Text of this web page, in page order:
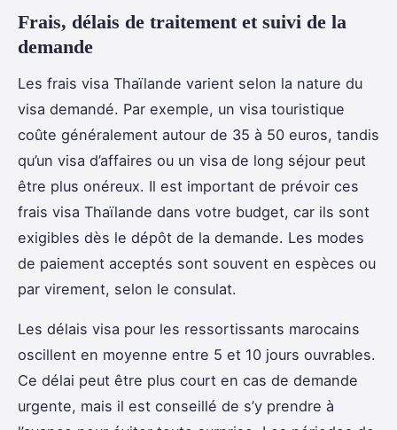
Frais, délais de traitement et suivi de la
demande
Les frais visa Thaïlande varient selon la nature du
visa demandé. Par exemple, un visa touristique
coûte généralement autour de 35 à 50 euros, tandis
qu’un visa d’affaires ou un visa de long séjour peut
être plus onéreux. Il est important de prévoir ces
frais visa Thaïlande dans votre budget, car ils sont
exigibles dès le dépôt de la demande. Les modes
de paiement acceptés sont souvent en espèces ou
par virement, selon le consulat.
Les délais visa pour les ressortissants marocains
oscillent en moyenne entre 5 et 10 jours ouvrables.
Ce délai peut être plus court en cas de demande
urgente, mais il est conseillé de s’y prendre à